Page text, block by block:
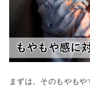
まずは、そのもやも